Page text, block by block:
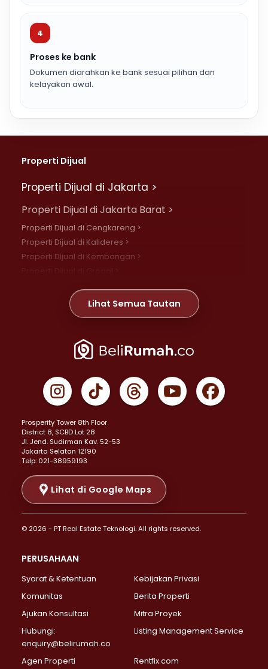
4
Proses ke bank
Dokumen diarahkan ke bank sesuai pilihan dan
kelayakan awal.
Properti Dijual
Properti Dijual di Jakarta >
Properti Dijual di Jakarta Barat >
Properti Dijual di Cengkareng >
Properti Dijual di Kalideres >
Properti Dijual di Kembangan >
Properti Dijual di Meruya >
Properti Dijual di Jelambar >
Properti Dijual di Jakarta Pusat >
Properti Dijual di Gambir >
Properti Dijual di Johar Baru >
Properti Dijual di Menteng >
Properti Dijual di Senen >
Properti Dijual di Tanah Abang >
Properti Dijual di Cikini >
Properti Dijual di Kramat >
Properti Dijual di Pasar Baru >
Properti Dijual di Bendungan Hilir >
Properti Dijual di Jakarta Selatan >
Properti Dijual di Lebak Bulus >
Properti Dijual di Gandaria Selatan >
Properti Dijual di Pondok Labu >
Properti Dijual di Lenteng Agung >
Properti Dijual di Senayan >
Properti Dijual di Pondok Pinang >
Lihat Semua Tautan
Prosperity Tower 8th Floor
District 8, SCBD Lot 28
JI. Jend. Sudirman Kav. 52-53
Jakarta Selatan 12190
Telp: 021-38959193
Lihat di Google Maps
© 2026 - PT Real Estate Teknologi. All rights reserved.
PERUSAHAAN
Syarat & Ketentuan
Kebijakan Privasi
Komunitas
Berita Properti
Ajukan Konsultasi
Mitra Proyek
Hubungi:
enquiry@belirumah.co
Listing Management Service
Agen Properti Rentfix.com